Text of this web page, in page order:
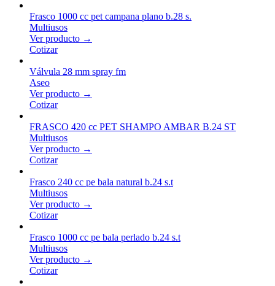
Frasco 1000 cc pet campana plano b.28 s.
Multiusos
Ver producto →
Cotizar
Válvula 28 mm spray fm
Aseo
Ver producto →
Cotizar
FRASCO 420 cc PET SHAMPO AMBAR B.24 ST
Multiusos
Ver producto →
Cotizar
Frasco 240 cc pe bala natural b.24 s.t
Multiusos
Ver producto →
Cotizar
Frasco 1000 cc pe bala perlado b.24 s.t
Multiusos
Ver producto →
Cotizar